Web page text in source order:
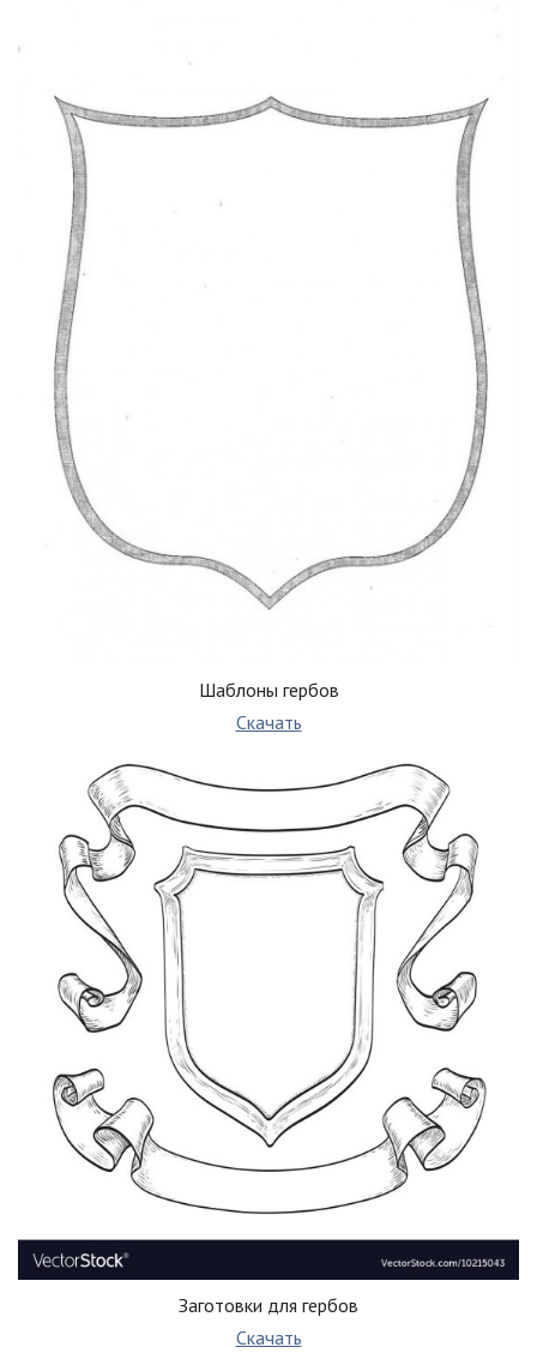
Шаблоны гербов
Скачать
Заготовки для гербов
Скачать